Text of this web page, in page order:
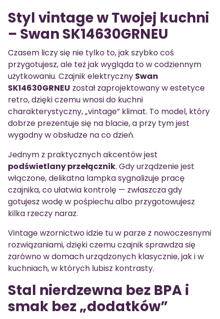
Styl vintage w Twojej kuchni
– Swan SK14630GRNEU
Czasem liczy się nie tylko to, jak szybko coś
przygotujesz, ale też jak wygląda to w codziennym
użytkowaniu. Czajnik elektryczny Swan
SK14630GRNEU został zaprojektowany w estetyce
retro, dzięki czemu wnosi do kuchni
charakterystyczny, „vintage” klimat. To model, który
dobrze prezentuje się na blacie, a przy tym jest
wygodny w obsłudze na co dzień.
Jednym z praktycznych akcentów jest
podświetlany przełącznik. Gdy urządzenie jest
włączone, delikatna lampka sygnalizuje pracę
czajnika, co ułatwia kontrolę — zwłaszcza gdy
gotujesz wodę w pośpiechu albo przygotowujesz
kilka rzeczy naraz.
Vintage wzornictwo idzie tu w parze z nowoczesnymi
rozwiązaniami, dzięki czemu czajnik sprawdza się
zarówno w domach urządzonych klasycznie, jak i w
kuchniach, w których lubisz kontrasty.
Stal nierdzewna bez BPA i
smak bez „dodatków”